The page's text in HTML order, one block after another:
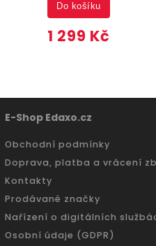
1 299 Kč
Do košíku
E-Shop Edaxo.cz
Obchodní podmínky
Doprava, platba a vrácení
Kontakty
Prodávané značky
Nařízení o digitálních
Osobní údaje (GDPR)